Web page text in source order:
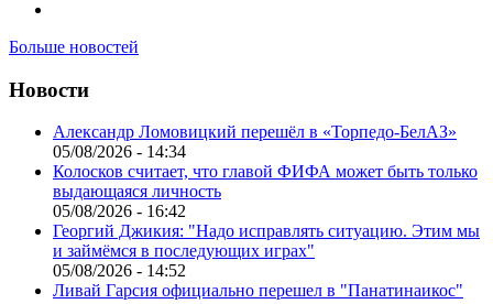
Больше новостей
Новости
Александр Ломовицкий перешёл в «Торпедо-БелАЗ»
05/08/2026 - 14:34
Колосков считает, что главой ФИФА может быть только
выдающаяся личность
05/08/2026 - 16:42
Георгий Джикия: "Надо исправлять ситуацию. Этим мы
и займёмся в последующих играх"
05/08/2026 - 14:52
Ливай Гарсия официально перешел в "Панатинаикос"